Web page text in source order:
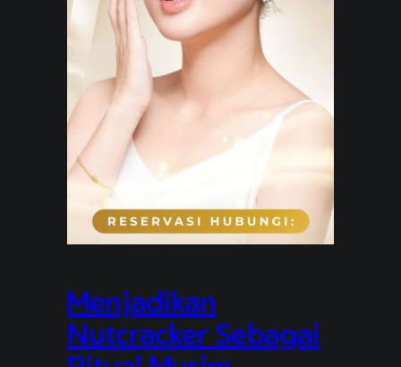
Menjadikan
Nutcracker Sebagai